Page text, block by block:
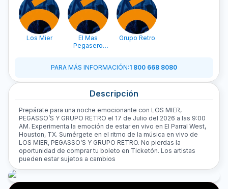
Los Mier
El Mas
Pegasero
Grupo Retro
PARA MÁS INFORMACIÓN:1 800 668 8080
Descripción
Prepárate para una noche emocionante con LOS MIER,
PEGASSO’S Y GRUPO RETRO el 17 de Julio del 2026 a las 9:00
AM. Experimenta la emoción de estar en vivo en El Parral West,
Houston, TX. Sumérgete en el ritmo de la música en vivo de
LOS MIER, PEGASSO’S Y GRUPO RETRO. No pierdas la
oportunidad de comprar tu boleto en Ticketón. Los artistas
pueden estar sujetos a cambios